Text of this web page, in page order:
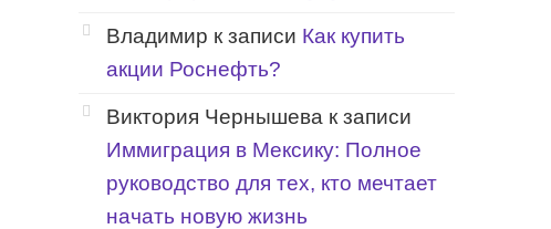
Владимир к записи Как купить
акции Роснефть?
Виктория Чернышева к записи
Иммиграция в Мексику: Полное
руководство для тех, кто мечтает
начать новую жизнь